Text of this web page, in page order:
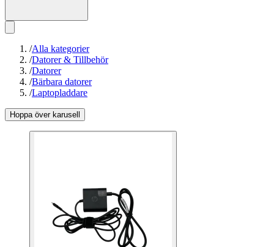
/Alla kategorier
/Datorer & Tillbehör
/Datorer
/Bärbara datorer
/Laptopladdare
Hoppa över karusell